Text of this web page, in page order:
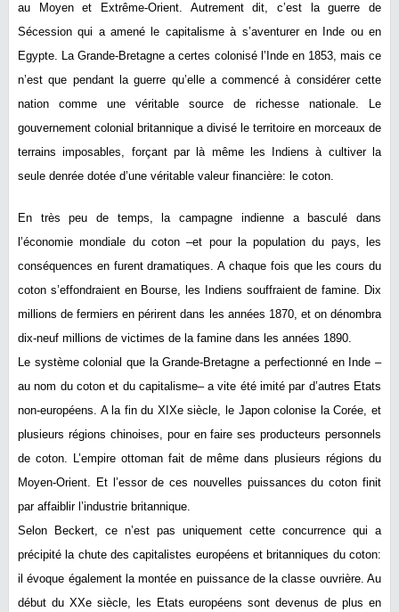
au Moyen et Extrême-Orient. Autrement dit, c’est la guerre de
Sécession qui a amené le capitalisme à s’aventurer en Inde ou en
Egypte. La Grande-Bretagne a certes colonisé l’Inde en 1853, mais ce
n’est que pendant la guerre qu’elle a commencé à considérer cette
nation comme une véritable source de richesse nationale. Le
gouvernement colonial britannique a divisé le territoire en morceaux de
terrains imposables, forçant par là même les Indiens à cultiver la
seule denrée dotée d’une véritable valeur financière: le coton.
En très peu de temps, la campagne indienne a basculé dans
l’économie mondiale du coton –et pour la population du pays, les
conséquences en furent dramatiques. A chaque fois que les cours du
coton s’effondraient en Bourse, les Indiens souffraient de famine. Dix
millions de fermiers en périrent dans les années 1870, et on dénombra
dix-neuf millions de victimes de la famine dans les années 1890.
Le système colonial que la Grande-Bretagne a perfectionné en Inde –
au nom du coton et du capitalisme– a vite été imité par d’autres Etats
non-européens. A la fin du XIXe siècle, le Japon colonise la Corée, et
plusieurs régions chinoises, pour en faire ses producteurs personnels
de coton. L’empire ottoman fait de même dans plusieurs régions du
Moyen-Orient. Et l’essor de ces nouvelles puissances du coton finit
par affaiblir l’industrie britannique.
Selon Beckert, ce n’est pas uniquement cette concurrence qui a
précipité la chute des capitalistes européens et britanniques du coton:
il évoque également la montée en puissance de la classe ouvrière. Au
début du XXe siècle, les Etats européens sont devenus de plus en